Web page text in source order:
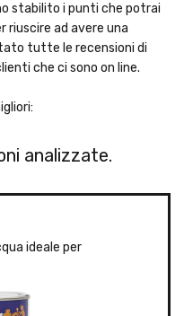
stabilito i punti che potrai
riuscire ad avere una
tutte le recensioni di
che ci sono on line.
analizzate.
ideale per